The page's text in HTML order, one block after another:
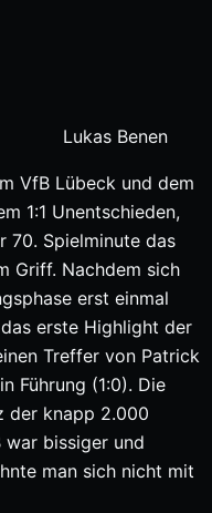
Lukas Benen
VfB Lübeck und dem
1:1 Unentschieden,
70. Spielminute das
Griff. Nachdem sich
erst einmal
erste Highlight der
Treffer von Patrick
Führung (1:0). Die
der knapp 2.000
war bissiger und
man sich nicht mit